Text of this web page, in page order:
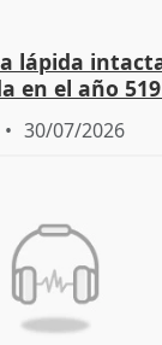
lápida
en el año 519
30/07/2026